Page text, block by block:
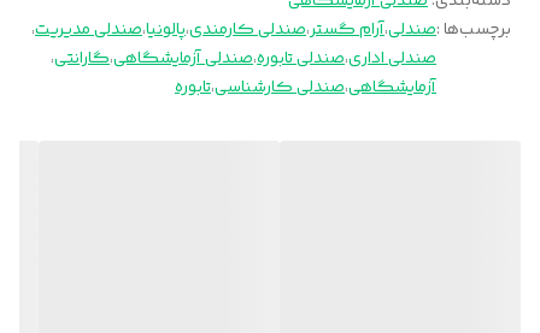
جنس روکش چرم پارس
خدمات پس از
۵ سال
برچسب‌ها :صندلی،آرام گستر،صندلی کارمندی،پالونیا،صندلی مدیریت،
صندلی اداری،صندلی تابوره،صندلی آزمایشگاهی،گارانتی،
آزمایشگاهی،صندلی کارشناسی،تابوره